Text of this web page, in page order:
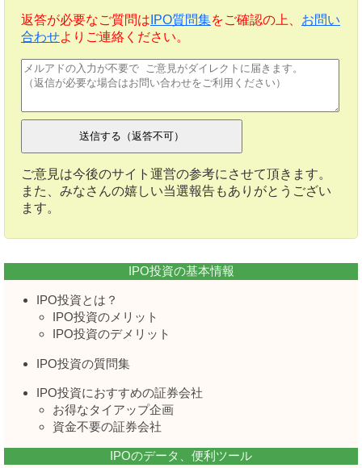
返答が必要なご質問は IPO質問集をご確認の上、 お問い
合わせよりご連絡ください。
ご意見は今後のサイト運営の参考にさせて頂きます。
また、みなさんの嬉しい当選報告もありがとうござい
ます。
IPO投資の基本情報
IPO投資とは？
IPO投資のメリット
IPO投資のデメリット
IPO投資の質問集
IPO投資におすすめの証券会社
お得なタイアップ企画
資金不要の証券会社
IPOのデータ、便利ツール